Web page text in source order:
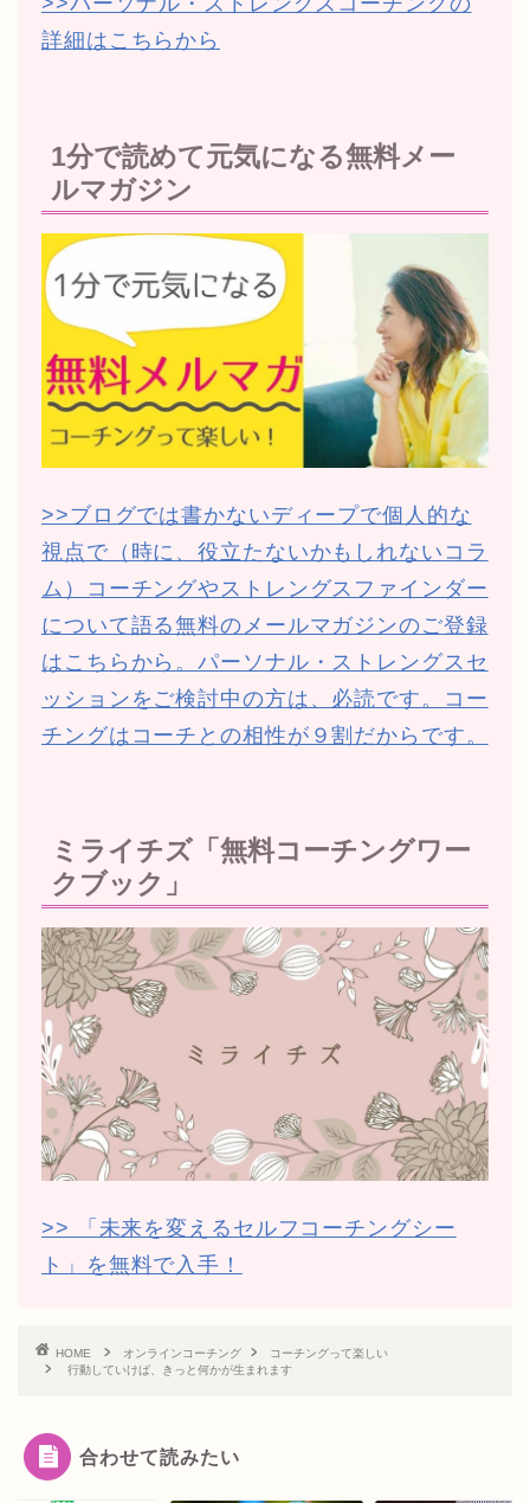
詳細はこちらから
1分で読めて元気になる無料メー
ルマガジン
>>ブログでは書かないディープで個人的な
視点で（時に、役立たないかもしれないコラ
ム）コーチングやストレングスファインダー
について語る無料のメールマガジンのご登録
はこちらから。パーソナル・ストレングスセ
ッションをご検討中の方は、必読です。コー
チングはコーチとの相性が９割だからです。
ミライチズ「無料コーチングワー
クブック」
>> 「未来を変えるセルフコーチングシー
ト」を無料で入手！
HOME オンラインコーチング
コーチングって楽しい
行動していけば、きっと何かが生まれます
合わせて読みたい